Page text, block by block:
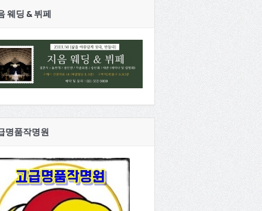
웨딩 & 뷔페
명품작명원